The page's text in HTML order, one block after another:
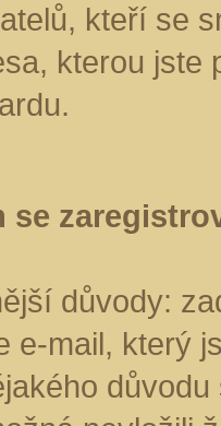
kteří se
kterou jste
se
důvody:
e-mail, který